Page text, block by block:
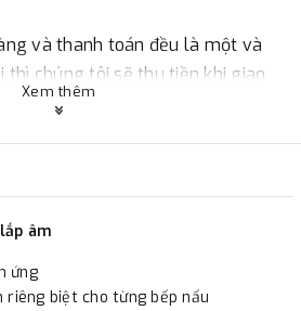
và thanh toán đều là một và
thì chúng tôi sẽ thu tiền khi giao
đặt tiền trước một phần giá trị đơn
tại :
Đa, Hà Nội.
Xem thêm
âm
ứng
riêng biệt cho từng bếp nấu